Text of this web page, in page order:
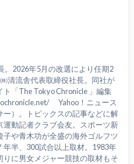
。2026年5月の改選により任期2
清流舎代表取締役社長。同社が
「The Tokyo Chronicle 」編集
Yahoo！ニュース
ー）。トピックスの記事などに解
運動記者クラブ会友。スポーツ新
子や青木功が全盛の海外ゴルフツ
年半、300試合以上取材。1983年
りに男女メジャー競技の取材もそ